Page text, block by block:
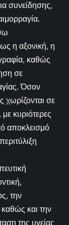
συνείδησης,
η αξονική, η
καθώς
σε
Όσον
χωρίζονται σε
με κυριότερες
αποκλεισμό
την
και την
της υγείας